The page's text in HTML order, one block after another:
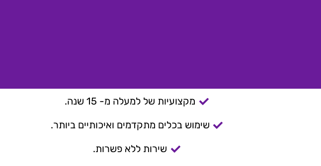
מקצועיות של למעלה מ- 15 שנה.
שימוש בכלים מתקדמים ואיכותיים ביותר.
שירות ללא פשרות.